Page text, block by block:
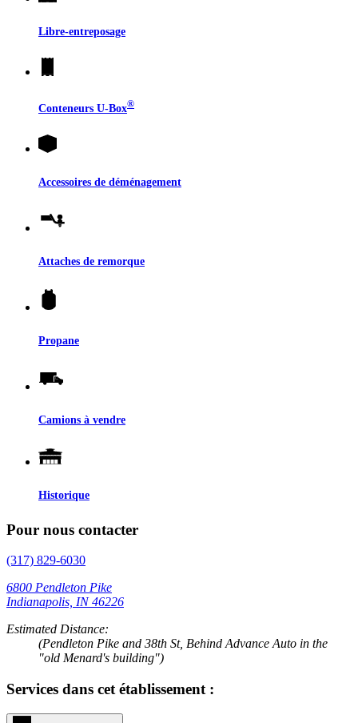
Libre-entreposage
Conteneurs U-Box®
Accessoires de déménagement
Attaches de remorque
Propane
Camions à vendre
Historique
Pour nous contacter
(317) 829-6030
6800 Pendleton Pike
Indianapolis, IN 46226
Estimated Distance:
(Pendleton Pike and 38th St, Behind Advance Auto in the
"old Menard's building")
Services dans cet établissement :